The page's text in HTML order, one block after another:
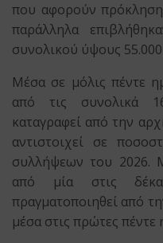
που αφορούν
παράλληλα
συνολικού ύψους
Μέσα σε μόλις πέντε
από τις συνολικά
καταγραφεί από την
αντιστοιχεί σε
συλλήψεων του 2026.
από μία στις
πραγματοποιηθεί από
μέσα στις πρώτες πέντε